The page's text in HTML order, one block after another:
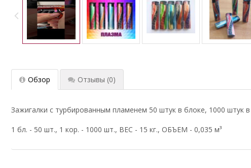
Обзор Отзывы (0)
Зажигалки с турбированным пламенем 50 штук в блоке, 1000 штук
1 бл. - 50 шт., 1 кор. - 1000 шт., ВЕС - 15 кг., ОБЪЕМ - 0,035 м³